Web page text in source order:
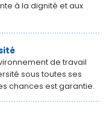
à la dignité et aux
de travail
sous toutes ses
chances est garantie.